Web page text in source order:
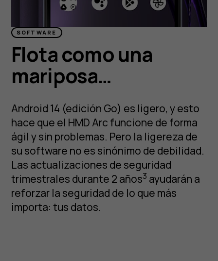
SOFTWARE
Flota como una
mariposa…
Android 14 (edición Go) es ligero, y esto
hace que el HMD Arc funcione de forma
ágil y sin problemas. Pero la ligereza de
su software no es sinónimo de debilidad.
Las actualizaciones de seguridad
trimestrales durante 2 años3 ayudarán a
reforzar la seguridad de lo que más
importa: tus datos.